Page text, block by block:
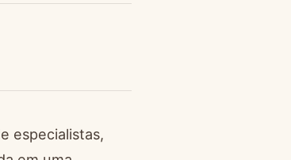
especialistas,